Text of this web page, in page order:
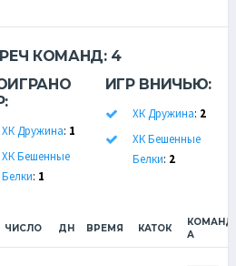
КОМАНД: 4
ХК Дружина: 1
ХК Бешенные
Белки: 1
ИГР ВНИЧЬЮ:
ХК Дружина: 2
ХК Бешенные
Белки: 2
ЧИСЛО ДН ВРЕМЯ КАТОК
А